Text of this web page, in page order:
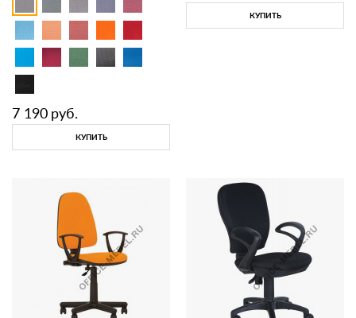
7 190 руб.
КУПИТЬ
КУПИТЬ